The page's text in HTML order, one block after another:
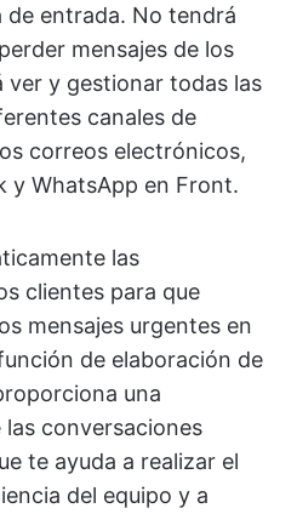
de entrada. No tendrá
mensajes de los
ver y gestionar todas las
canales de
correos electrónicos,
y WhatsApp en Front.
las
clientes para que
mensajes urgentes en
de elaboración de
una
conversaciones
te ayuda a realizar el
del equipo y a